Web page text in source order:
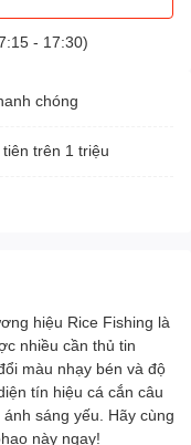
- 17:30)
chóng
trên 1 triệu
hiệu Rice Fishing là
nhiều cần thủ tin
màu nhạy bén và độ
tín hiệu cá cắn câu
sáng yếu. Hãy cùng
này ngay!